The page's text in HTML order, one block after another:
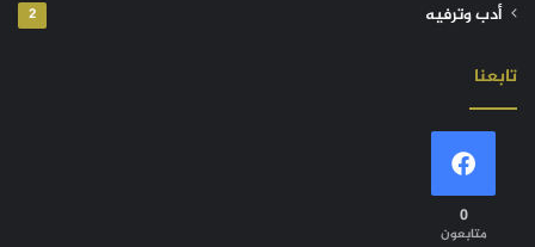
أدب وترفيه 2
تابعنا
0
متابعون